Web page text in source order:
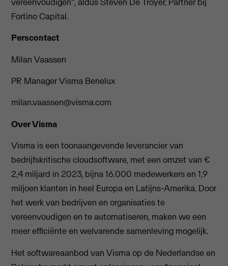
Fortino Capital.
Perscontact
Milan Vaassen
PR Manager Visma Benelux
milan.vaassen@visma.com
Over Visma
Visma is een toonaangevende leverancier van
bedrijfskritische cloudsoftware, met een omzet van €
2,4 miljard in 2023, bijna 16.000 medewerkers en 1,9
miljoen klanten in heel Europa en Latijns-Amerika. Door
het werk van bedrijven en organisaties te
vereenvoudigen en te automatiseren, maken we een
meer efficiënte en welvarende samenleving mogelijk.
Het softwareaanbod van Visma op de Nederlandse en